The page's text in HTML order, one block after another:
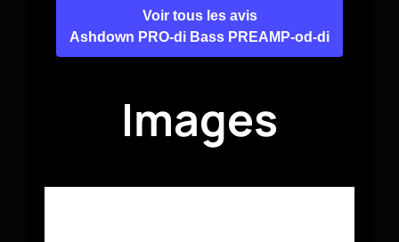
Voir tous les avis
Ashdown PRO-di Bass PREAMP-od-di
Images